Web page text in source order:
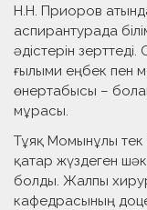
Н.Н. Приоров
аспирантурада
әдістерін
ғылыми еңбек пен
өнертабысы –
мұрасы.
Тұяқ Момынұлы тек
қатар жүздеген
болды. Жалпы
кафедрасының